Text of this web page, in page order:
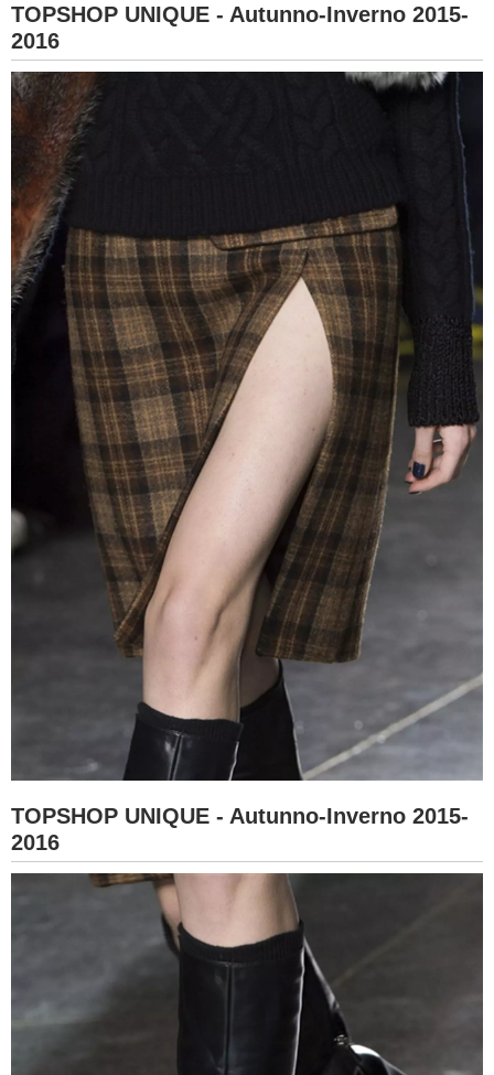
TOPSHOP UNIQUE - Autunno-Inverno 2015-
2016
TOPSHOP UNIQUE - Autunno-Inverno 2015-
2016